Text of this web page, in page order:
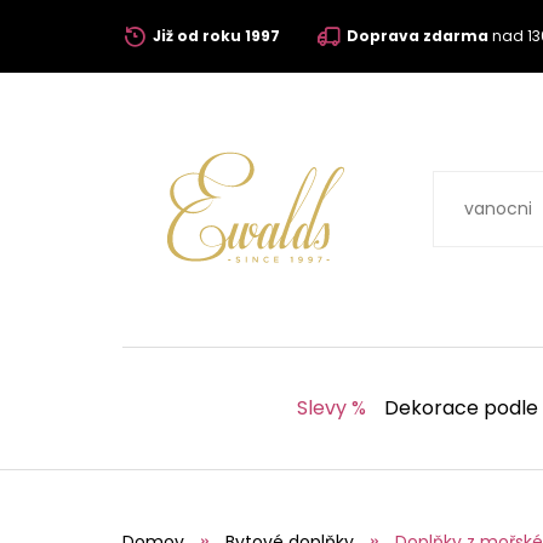
Již od roku 1997 Doprava zdarmanad
Slevy % Dekorace podle